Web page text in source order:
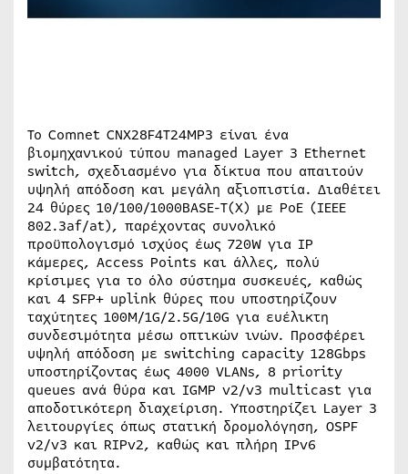
Το Comnet CNX28F4T24MP3 είναι ένα
βιομηχανικού τύπου managed Layer 3 Ethernet
switch, σχεδιασμένο για δίκτυα που απαιτούν
υψηλή απόδοση και μεγάλη αξιοπιστία. Διαθέτει
24 θύρες 10/100/1000BASE-T(X) με PoE (IEEE
802.3af/at), παρέχοντας συνολικό
προϋπολογισμό ισχύος έως 720W για IP
κάμερες, Access Points και άλλες, πολύ
κρίσιμες για το όλο σύστημα συσκευές, καθώς
και 4 SFP+ uplink θύρες που υποστηρίζουν
ταχύτητες 100M/1G/2.5G/10G για ευέλικτη
συνδεσιμότητα μέσω οπτικών ινών. Προσφέρει
υψηλή απόδοση με switching capacity 128Gbps
υποστηρίζοντας έως 4000 VLANs, 8 priority
queues ανά θύρα και IGMP v2/v3 multicast για
αποδοτικότερη διαχείριση. Υποστηρίζει Layer 3
λειτουργίες όπως στατική δρομολόγηση, OSPF
v2/v3 και RIPv2, καθώς και πλήρη IPv6
συμβατότητα.